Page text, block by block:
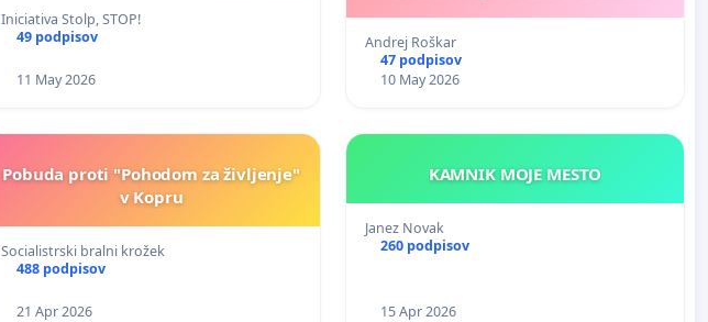
Iniciativa Stolp, STOP!
49 podpisov
11 May 2026
Andrej Roškar
47 podpisov
10 May 2026
Pobuda proti "Pohodom za življenje"
v Kopru
Socialistrski bralni krožek
488 podpisov
21 Apr 2026
KAMNIK MOJE MESTO
Janez Novak
260 podpisov
15 Apr 2026